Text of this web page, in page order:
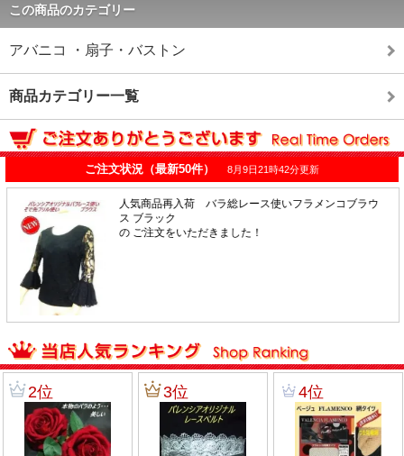
この商品のカテゴリー
アバニコ ・扇子・バストン
商品カテゴリー一覧